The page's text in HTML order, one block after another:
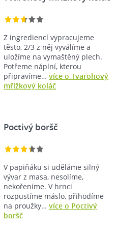
Z ingrediencí vypracujeme
těsto, 2/3 z něj vyválíme a
uložíme na vymaštěný plech.
Potřeme náplní, kterou
připravíme…více o Tvarohový
mřížkový koláč
Poctivý boršč
V papiňáku si uděláme silný
vývar z masa, nesolíme,
nekořeníme. V hrnci
rozpustíme máslo, přihodíme
na proužky…více o Poctivý
boršč